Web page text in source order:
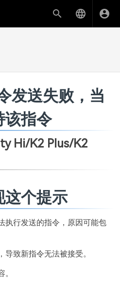
发送失败，当
该指令
Hi/K2 Plus/K2
这个提示
执行发送的指令，原因可能包
致新指令无法被接受。